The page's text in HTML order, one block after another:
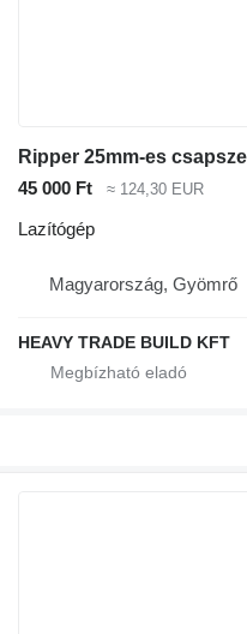
Ripper 25mm-es
45 000 Ft
≈ 124,30 EUR
Lazítógép
Magyarország, Gyömrő
HEAVY TRADE BUILD KFT